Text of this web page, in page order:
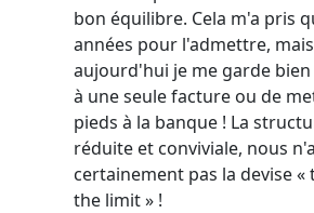
bon équilibre. Cela m'a pris
années pour l'admettre, mais
aujourd'hui je me garde
à une seule facture ou de
pieds à la banque ! La
réduite et conviviale, nous
certainement pas la devise «
the limit » !